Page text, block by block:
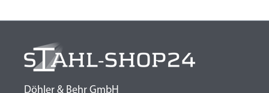
Döhler & Behr GmbH